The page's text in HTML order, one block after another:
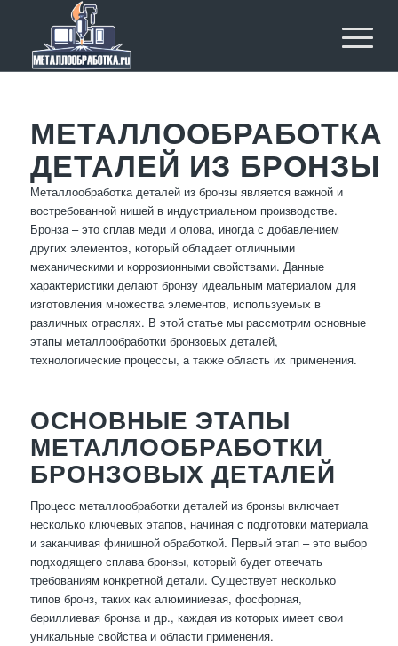
МЕТАЛЛООБРАБОТКА
ДЕТАЛЕЙ ИЗ БРОНЗЫ
Металлообработка деталей из бронзы является важной и
востребованной нишей в индустриальном производстве.
Бронза – это сплав меди и олова, иногда с добавлением
других элементов, который обладает отличными
механическими и коррозионными свойствами. Данные
характеристики делают бронзу идеальным материалом для
изготовления множества элементов, используемых в
различных отраслях. В этой статье мы рассмотрим основные
этапы металлообработки бронзовых деталей,
технологические процессы, а также область их применения.
ОСНОВНЫЕ ЭТАПЫ
МЕТАЛЛООБРАБОТКИ
БРОНЗОВЫХ ДЕТАЛЕЙ
Процесс металлообработки деталей из бронзы включает
несколько ключевых этапов, начиная с подготовки материала
и заканчивая финишной обработкой. Первый этап – это выбор
подходящего сплава бронзы, который будет отвечать
требованиям конкретной детали. Существует несколько
типов бронз, таких как алюминиевая, фосфорная,
бериллиевая бронза и др., каждая из которых имеет свои
уникальные свойства и области применения.